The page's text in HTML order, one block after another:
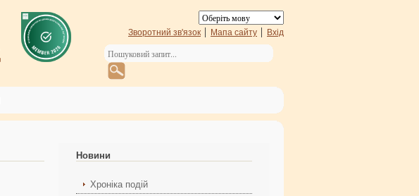
Зворотний зв'язок Мапа сайту Вхід
Новини
Хроніка подій